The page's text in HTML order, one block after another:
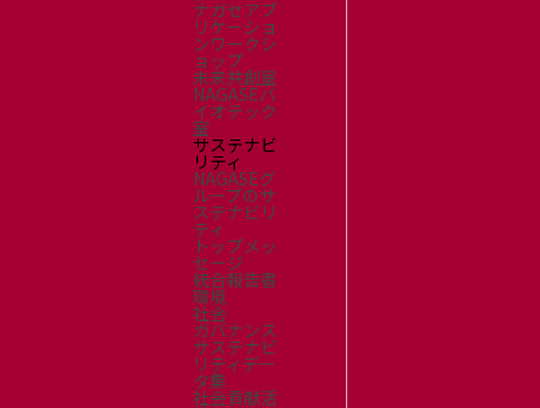
ナガセアプ
リケーショ
ンワークシ
ョップ
未来共創室
NAGASEバ
イオテック
室
サステナビ
リティ
NAGASEグ
ループのサ
ステナビリ
ティ
トップメッ
セージ
統合報告書
環境
社会
ガバナンス
サステナビ
リティデー
タ集
社会貢献活